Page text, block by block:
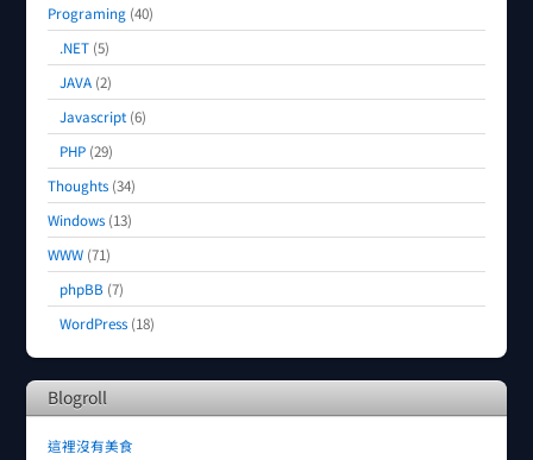
Programing (40)
.NET (5)
JAVA (2)
Javascript (6)
PHP (29)
Thoughts (34)
Windows (13)
WWW (71)
phpBB (7)
WordPress (18)
Blogroll
這裡沒有美食